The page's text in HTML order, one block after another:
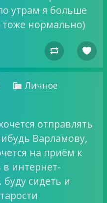
утрам я больше
нормально)
 
 Личное
отправлять
Варламову,
на приём к
интернет-
буду сидеть и